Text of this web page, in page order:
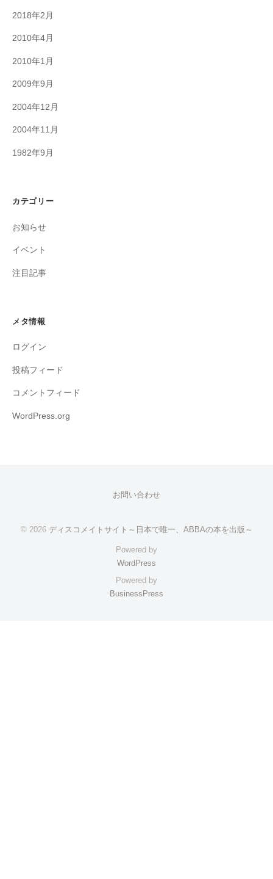
2018年2月
2010年4月
2010年1月
2009年9月
2004年12月
2004年11月
1982年9月
カテゴリー
お知らせ
イベント
注目記事
メタ情報
ログイン
投稿フィード
コメントフィード
WordPress.org
お問い合わせ
© 2026 ディスコメイトサイト～日本で唯一、ABBAの本を出版～
Powered by
WordPress
Powered by
BusinessPress